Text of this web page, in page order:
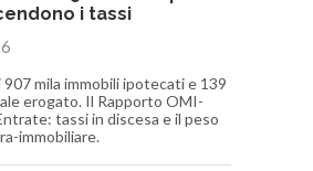
i tassi
mila immobili ipotecati e 139
erogato. Il Rapporto OMI-
tassi in discesa e il peso
immobiliare.